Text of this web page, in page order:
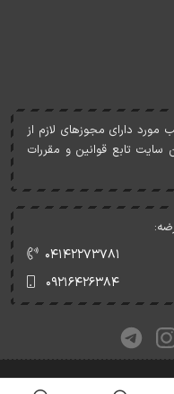
دارای مجوزهای لازم از
سايت تابع قوانين و مقررات
۰۴۱۴۲۲۷۳۷۸۱
۰۹۲۱۶۴۲۶۳۸۴
عرضه می‌باشد.